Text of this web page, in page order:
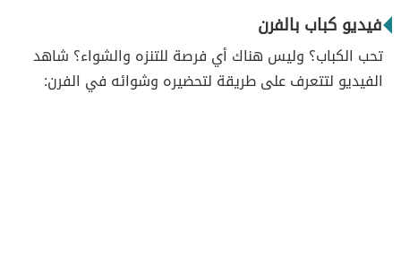
فيديو كباب بالفرن
تحب الكباب؟ وليس هناك أي فرصة للتنزه والشواء؟ شاهد
الفيديو لتتعرف على طريقة لتحضيره وشوائه في الفرن: